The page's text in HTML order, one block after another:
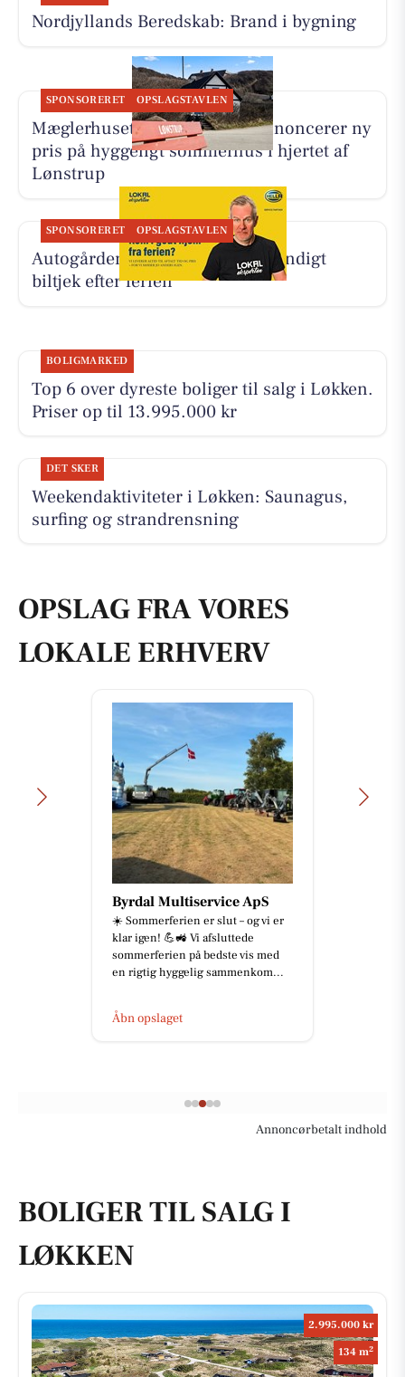
Nordjyllands Beredskab: Brand i bygning
SPONSORERET OPSLAGSTAVLEN
Mæglerhuset Vestkysten I/S annoncerer ny
pris på hyggeligt sommerhus i hjertet af
Lønstrup
SPONSORERET OPSLAGSTAVLEN
Autogården Løkken tilbyder grundigt
biltjek efter ferien
BOLIGMARKED
Top 6 over dyreste boliger til salg i Løkken.
Priser op til 13.995.000 kr
DET SKER
Weekendaktiviteter i Løkken: Saunagus,
surfing og strandrensning
OPSLAG FRA VORES
LOKALE ERHVERV
Byrdal Multiservice ApS
☀️ Sommerferien er slut – og vi er
klar igen! 💪🚜 Vi afsluttede
sommerferien på bedste vis med
en rigtig hyggelig sammenkom...
Åbn opslaget
Annoncørbetalt indhold
BOLIGER TIL SALG I
LØKKEN
2.995.000 kr
134 m2